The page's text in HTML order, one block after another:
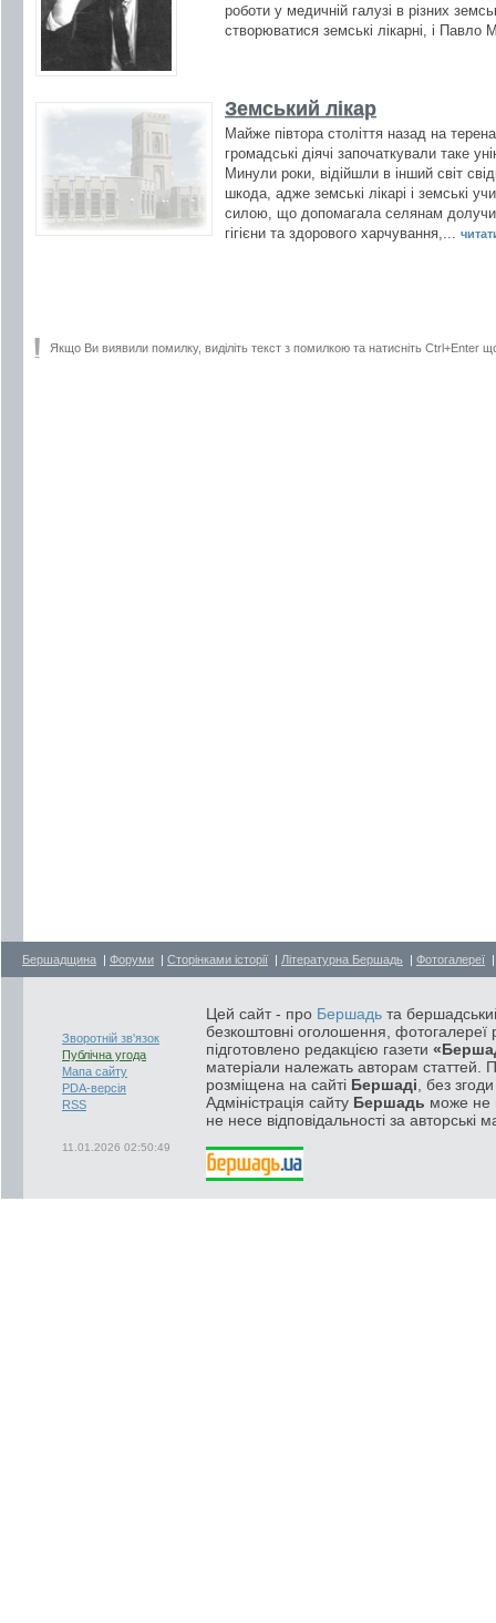
роботи у медичній галузі в різних
створюватися земські лікарні, і
Земський лікар
Майже півтора століття назад на
громадські діячі започаткували таке
Минули роки, відійшли в інший світ
шкода, адже земські лікарі і земські
силою, що допомагала селянам
гігієни та здорового харчування,...
Якщо Ви виявили помилку, виділіть текст з помилкою та натисніть Ctrl+Enter
Бершадщина | Форуми | Сторінками історії | Літературна Бершадь | Фотогалереї
Зворотній зв'язок
Публічна угода
Мапа сайту
PDA-версія
RSS
11.01.2026 02:50:49
Цей сайт - про Бершадь та
безкоштовні оголошення, фотогалереї
підготовлено редакцією газети
матеріали належать авторам статтей.
розміщена на сайті Бершаді , без
Адміністрація сайту Бершадь може не
не несе відповідальності за авторські